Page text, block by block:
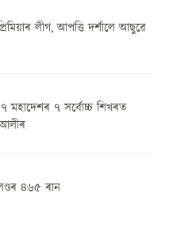
লীগ, আপত্তি দৰ্শালে আছুৱে
মহাদেশৰ ৭ সৰ্বোচ্চ শিখৰত
৪৬৫ ৰান